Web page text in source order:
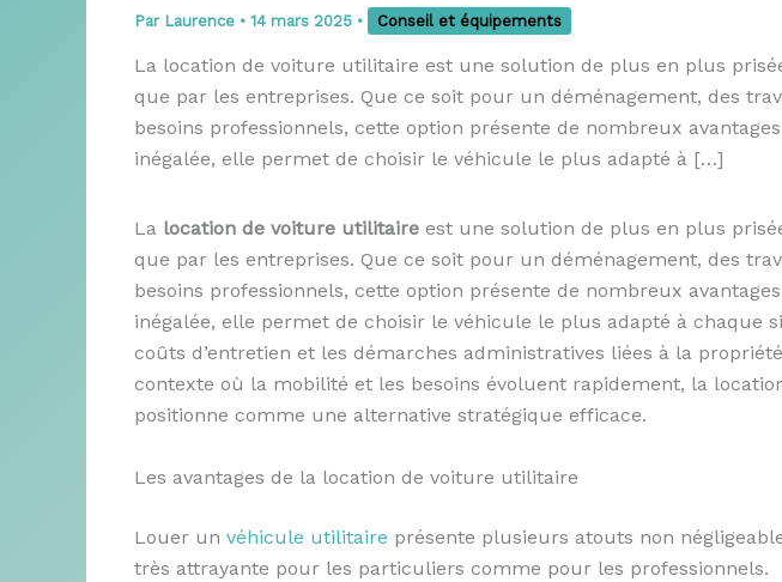
Par Laurence • 14 mars 2025 • Conseil et équipements
La location de voiture utilitaire est une solution de plus en plus
que par les entreprises. Que ce soit pour un déménagement, des
besoins professionnels, cette option présente de nombreux
inégalée, elle permet de choisir le véhicule le plus adapté à […]
La location de voiture utilitaire est une solution de plus en plus
que par les entreprises. Que ce soit pour un déménagement, des
besoins professionnels, cette option présente de nombreux
inégalée, elle permet de choisir le véhicule le plus adapté à chaque
coûts d’entretien et les démarches administratives liées à la
contexte où la mobilité et les besoins évoluent rapidement, la
positionne comme une alternative stratégique efficace.
Les avantages de la location de voiture utilitaire
Louer un véhicule utilitaire présente plusieurs atouts non
très attrayante pour les particuliers comme pour les professionnels.